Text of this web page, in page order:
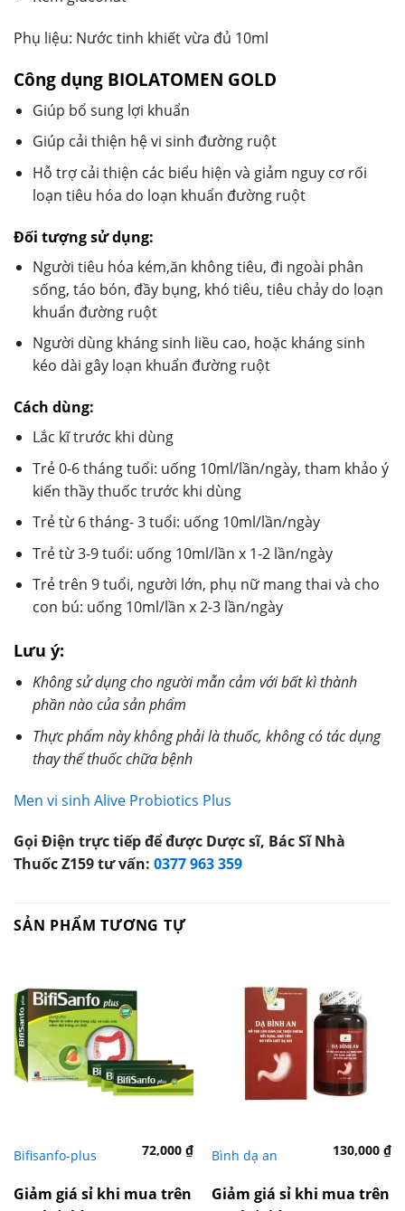
Phụ liệu: Nước tinh khiết vừa đủ 10ml
Công dụng BIOLATOMEN GOLD
Giúp bổ sung lợi khuẩn
Giúp cải thiện hệ vi sinh đường ruột
Hỗ trợ cải thiện các biểu hiện và giảm nguy cơ rối
loạn tiêu hóa do loạn khuẩn đường ruột
Đối tượng sử dụng:
Người tiêu hóa kém,ăn không tiêu, đi ngoài phân
sống, táo bón, đầy bụng, khó tiêu, tiêu chảy do loạn
khuẩn đường ruột
Người dùng kháng sinh liều cao, hoặc kháng sinh
kéo dài gây loạn khuẩn đường ruột
Cách dùng:
Lắc kĩ trước khi dùng
Trẻ 0-6 tháng tuổi: uống 10ml/lần/ngày, tham khảo ý
kiến thầy thuốc trước khi dùng
Trẻ từ 6 tháng- 3 tuổi: uống 10ml/lần/ngày
Trẻ từ 3-9 tuổi: uống 10ml/lần x 1-2 lần/ngày
Trẻ trên 9 tuổi, người lớn, phụ nữ mang thai và cho
con bú: uống 10ml/lần x 2-3 lần/ngày
Lưu ý:
Không sử dụng cho người mẫn cảm với bất kì thành
phần nào của sản phẩm
Thực phẩm này không phải là thuốc, không có tác dụng
thay thế thuốc chữa bệnh
Men vi sinh Alive Probiotics Plus
Gọi Điện trực tiếp để được Dược sĩ, Bác Sĩ Nhà
Thuốc Z159 tư vấn: 0377 963 359
SẢN PHẨM TƯƠNG TỰ
Bifisanfo-plus 72,000₫
Giảm giá sỉ khi mua trên
Bình dạ an 130,000₫
Giảm giá sỉ khi mua trên